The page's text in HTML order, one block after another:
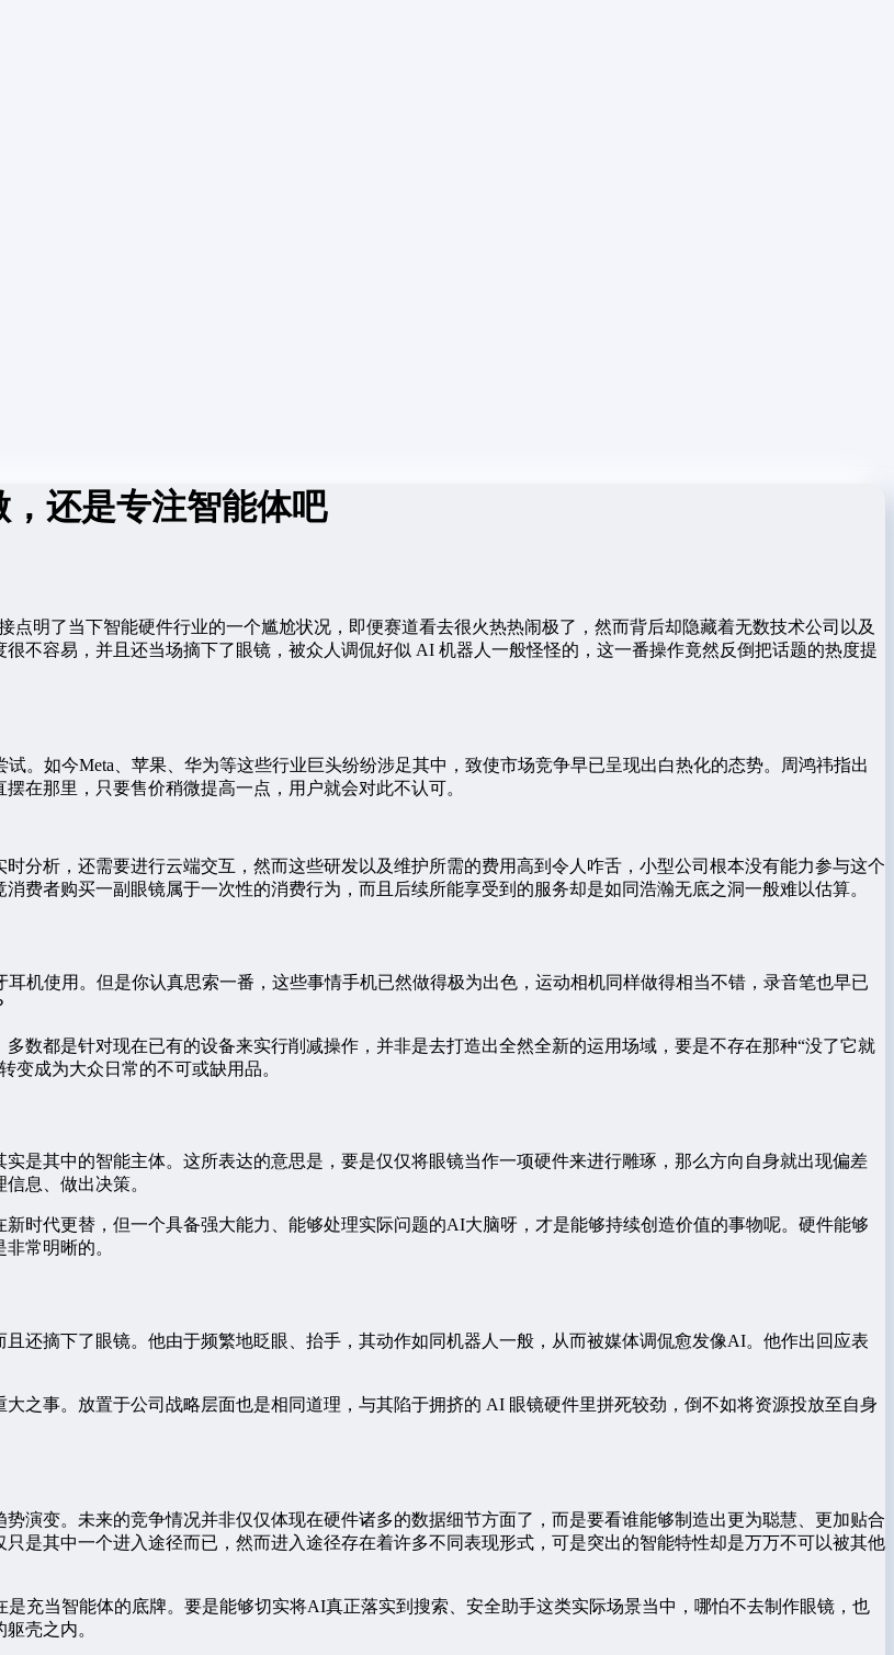
还是专注智能体吧
明了当下智能硬件行业的一个尴尬状况，即便赛道看去很火热热闹极了，然而背后却隐藏着无数技术公司以及
不容易，并且还当场摘下了眼镜，被众人调侃好似 AI 机器人一般怪怪的，这一番操作竟然反倒把话题的热度提
。如今Meta、苹果、华为等这些行业巨头纷纷涉足其中，致使市场竞争早已呈现出白热化的态势。周鸿祎指出
在那里，只要售价稍微提高一点，用户就会对此不认可。
分析，还需要进行云端交互，然而这些研发以及维护所需的费用高到令人咋舌，小型公司根本没有能力参与这个
费者购买一副眼镜属于一次性的消费行为，而且后续所能享受到的服务却是如同浩瀚无底之洞一般难以估算。
机使用。但是你认真思索一番，这些事情手机已然做得极为出色，运动相机同样做得相当不错，录音笔也早已
数都是针对现在已有的设备来实行削减操作，并非是去打造出全然全新的运用场域，要是不存在那种“没了它就
变成为大众日常的不可或缺用品。
是其中的智能主体。这所表达的意思是，要是仅仅将眼镜当作一项硬件来进行雕琢，那么方向自身就出现偏差
息、做出决策。
新时代更替，但一个具备强大能力、能够处理实际问题的AI大脑呀，才是能够持续创造价值的事物呢。硬件能够
常明晰的。
还摘下了眼镜。他由于频繁地眨眼、抬手，其动作如同机器人一般，从而被媒体调侃愈发像AI。他作出回应表
之事。放置于公司战略层面也是相同道理，与其陷于拥挤的 AI 眼镜硬件里拼死较劲，倒不如将资源投放至自身
演变。未来的竞争情况并非仅仅体现在硬件诸多的数据细节方面了，而是要看谁能够制造出更为聪慧、更加贴合
是其中一个进入途径而已，然而进入途径存在着许多不同表现形式，可是突出的智能特性却是万万不可以被其他
充当智能体的底牌。要是能够切实将AI真正落实到搜索、安全助手这类实际场景当中，哪怕不去制作眼镜，也
壳之内。